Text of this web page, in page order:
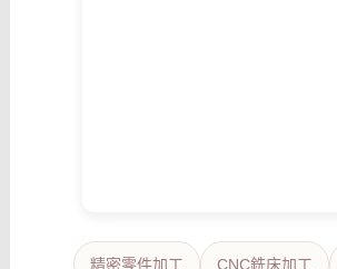
精密零件加工 CNC銑床加工